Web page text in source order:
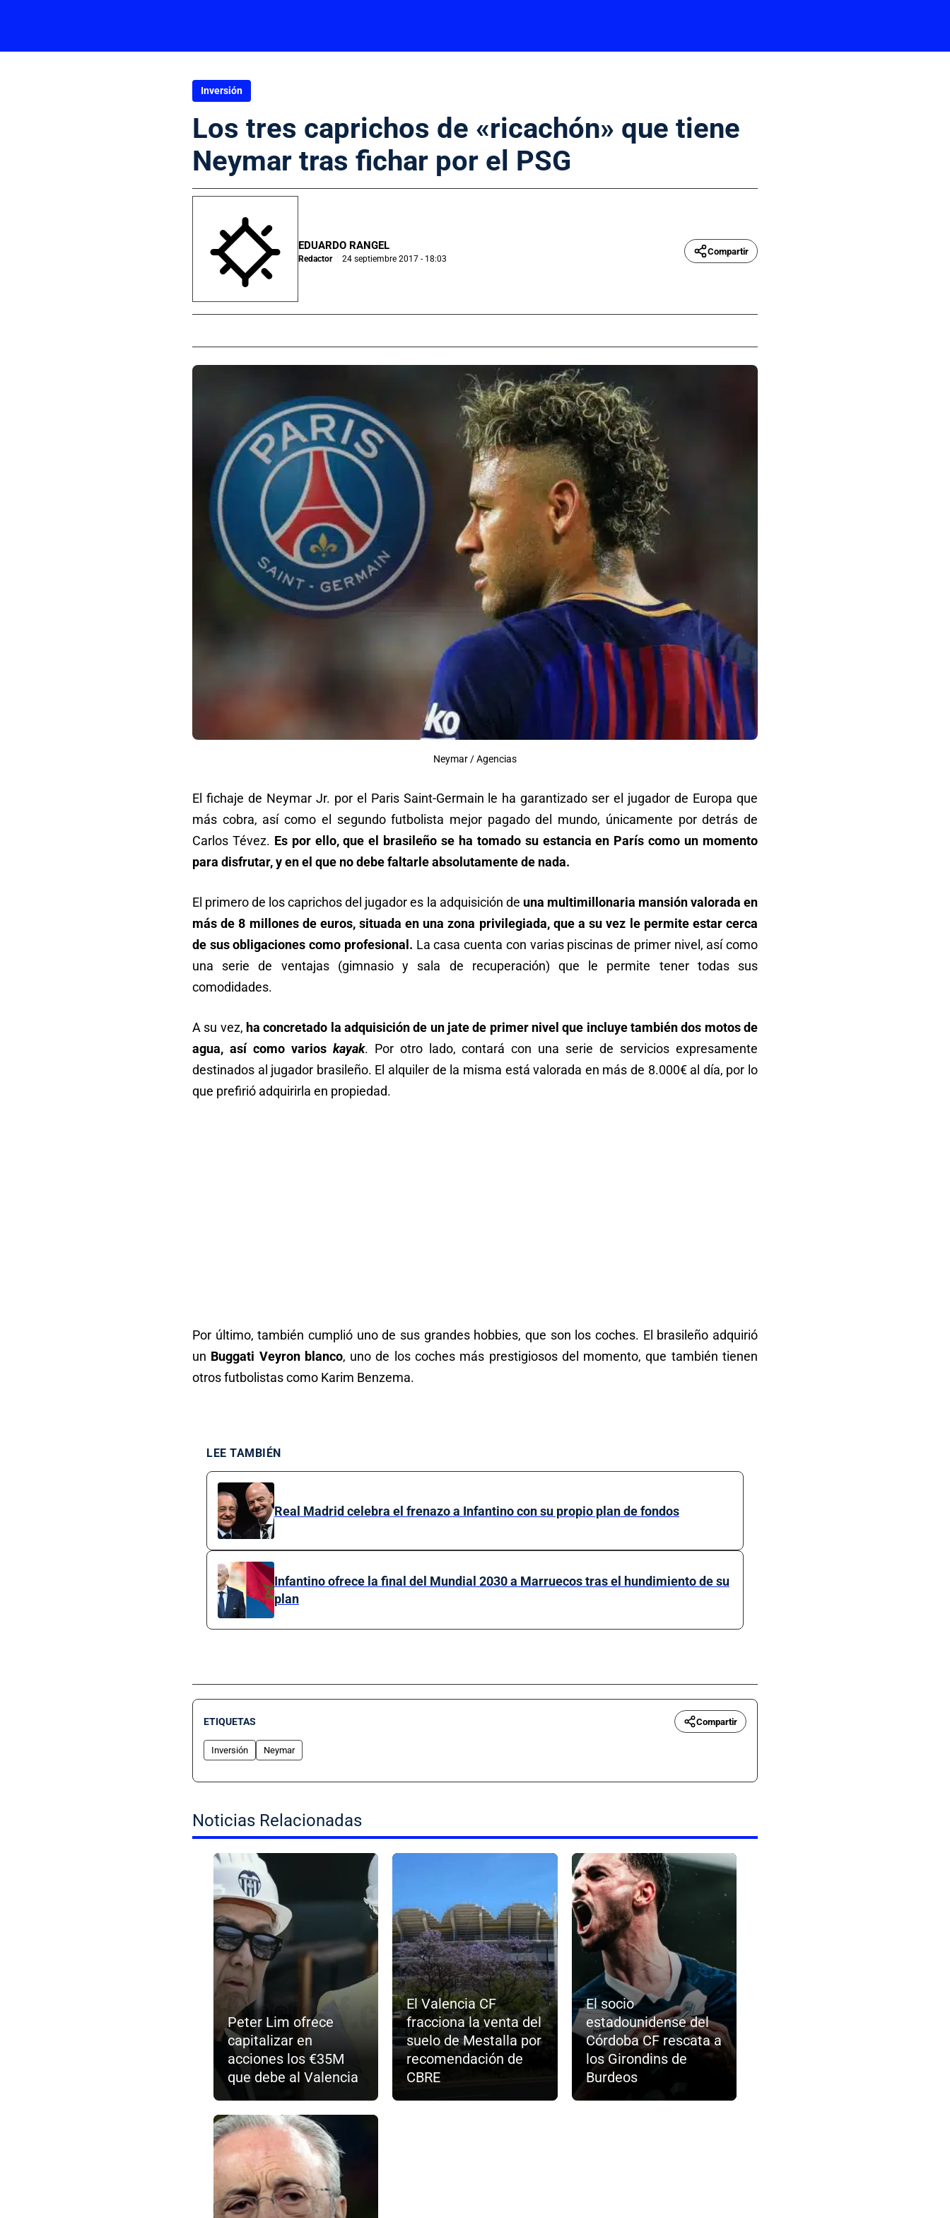
Inversión
Los tres caprichos de «ricachón» que tiene
Neymar tras fichar por el PSG
EDUARDO RANGEL
Redactor 24 septiembre 2017 - 18:03
Compartir
Neymar / Agencias
El fichaje de Neymar Jr. por el Paris Saint-Germain le ha garantizado ser el jugador de Europa que
más cobra, así como el segundo futbolista mejor pagado del mundo, únicamente por detrás de
Carlos Tévez. Es por ello, que el brasileño se ha tomado su estancia en París como un momento
para disfrutar, y en el que no debe faltarle absolutamente de nada.
El primero de los caprichos del jugador es la adquisición de una multimillonaria mansión valorada en
más de 8 millones de euros, situada en una zona privilegiada, que a su vez le permite estar cerca
de sus obligaciones como profesional. La casa cuenta con varias piscinas de primer nivel, así como
una serie de ventajas (gimnasio y sala de recuperación) que le permite tener todas sus
comodidades.
A su vez, ha concretado la adquisición de un jate de primer nivel que incluye también dos motos de
agua, así como varios kayak. Por otro lado, contará con una serie de servicios expresamente
destinados al jugador brasileño. El alquiler de la misma está valorada en más de 8.000€ al día, por lo
que prefirió adquirirla en propiedad.
Por último, también cumplió uno de sus grandes hobbies, que son los coches. El brasileño adquirió
un Buggati Veyron blanco, uno de los coches más prestigiosos del momento, que también tienen
otros futbolistas como Karim Benzema.
LEE TAMBIÉN
Real Madrid celebra el frenazo a Infantino con su propio plan de fondos
Infantino ofrece la final del Mundial 2030 a Marruecos tras el hundimiento de su
plan
ETIQUETAS Compartir
Inversión Neymar
Noticias Relacionadas
Peter Lim ofrece
capitalizar en
acciones los €35M
que debe al Valencia
El Valencia CF
fracciona la venta del
suelo de Mestalla por
recomendación de
CBRE
El socio
estadounidense del
Córdoba CF rescata a
los Girondins de
Burdeos